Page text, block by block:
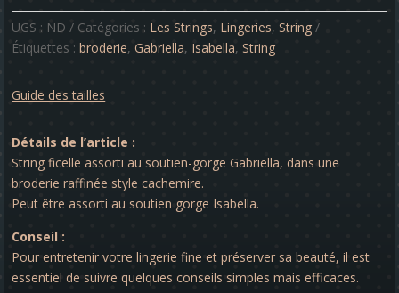
Gabriella
UGS : ND Catégories : Les Strings, Lingeries,String
Étiquettes :broderie, Gabriella, Isabella,String
Guide des tailles
Détails de l’article :
String ficelle assorti au soutien-gorge Gabriella, dans une
broderie raffinée style cachemire.
Peut être assorti au soutien gorge Isabella.
Conseil :
Pour entretenir votre lingerie fine et préserver sa beauté, il est
essentiel de suivre quelques conseils simples mais efficaces.